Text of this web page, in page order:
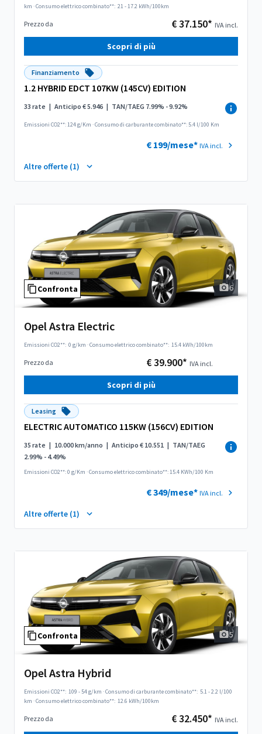
km ·Consumo elettrico combinato**: 21 - 17.2 kWh/100km
Prezzo da € 37.150* IVA incl.
Scopri di più
Finanziamento
1.2 HYBRID EDCT 107KW (145CV) EDITION
33 rate | Anticipo € 5.946 | TAN/TAEG 7.99% - 9.92%
Emissioni CO2**: 124 g/Km ·Consumo di carburante combinato**: 5.4 l/100 Km
€ 199/mese* IVA incl.
Altre offerte (1)
Confronta 6
Opel Astra Electric
Emissioni CO2**: 0 g/km ·Consumo elettrico combinato**: 15.4 kWh/100km
Prezzo da € 39.900* IVA incl.
Scopri di più
Leasing
ELECTRIC AUTOMATICO 115KW (156CV) EDITION
35 rate | 10.000 km/anno | Anticipo € 10.551 | TAN/TAEG
2.99% - 4.49%
Emissioni CO2**: 0 g/Km ·Consumo elettrico combinato**: 15.4 KWh/100 Km
€ 349/mese* IVA incl.
Altre offerte (1)
Confronta 5
Opel Astra Hybrid
Emissioni CO2**: 109 - 54 g/km ·Consumo di carburante combinato**: 5.1 - 2.2 l/100
km ·Consumo elettrico combinato**: 12.6 kWh/100km
Prezzo da € 32.450* IVA incl.